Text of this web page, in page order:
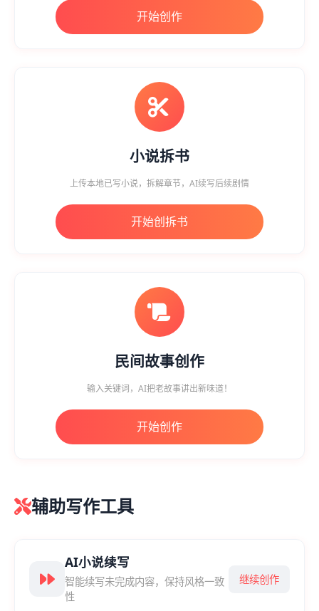
开始创作
小说拆书
上传本地已写小说，拆解章节，AI续写后续剧情
开始创拆书
民间故事创作
输入关键词，AI把老故事讲出新味道！
开始创作
辅助写作工具
AI小说续写
智能续写未完成内容，保持风格一致
性
继续创作